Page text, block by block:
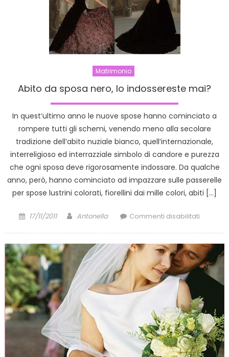
Matrimonio
Abito da sposa nero, lo indossereste mai?
In quest’ultimo anno le nuove spose hanno cominciato a
rompere tutti gli schemi, venendo meno alla secolare
tradizione dell’abito nuziale bianco, quell’internazionale,
interreligioso ed interrazziale simbolo di candore e purezza
che ogni sposa deve rigorosamente indossare. Da qualche
anno, però, hanno cominciato ad impazzare sulle passerelle
per spose lustrini colorati, fiorellini dai mille colori, abiti […]
Posted
17/11/2011 Author
Antonella Commenti disabilitati
sposa
nero,
lo
mai?